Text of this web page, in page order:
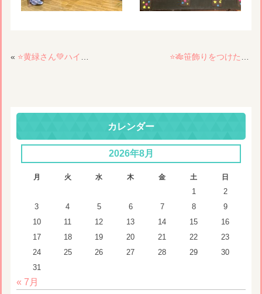
« ⭐️黄緑さん💚ハイリタイヤーへ👴👵
カレンダー
2026年8月
月 火 水 木 金 土 日
1
2
3
4 5 6 7 8
9
10
11 12 13 14 15
16
17
18 19 20 21 22
23
24
25 26 27 28 29
30
31
« 7月